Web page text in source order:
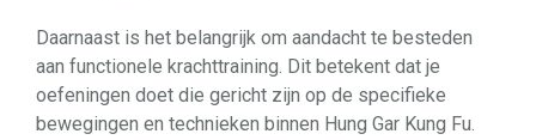
Daarnaast is het belangrijk om aandacht te besteden
aan functionele krachttraining. Dit betekent dat je
oefeningen doet die gericht zijn op de specifieke
bewegingen en technieken binnen Hung Gar Kung Fu.